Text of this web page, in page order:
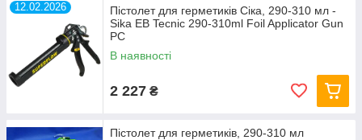
12.02.2026
Пістолет для герметиків Сіка, 290-310 мл -
Sika EB Tecnic 290-310ml Foil Applicator Gun
PC
В наявності
2 227 ₴
Пістолет для герметиків, 290-310 мл